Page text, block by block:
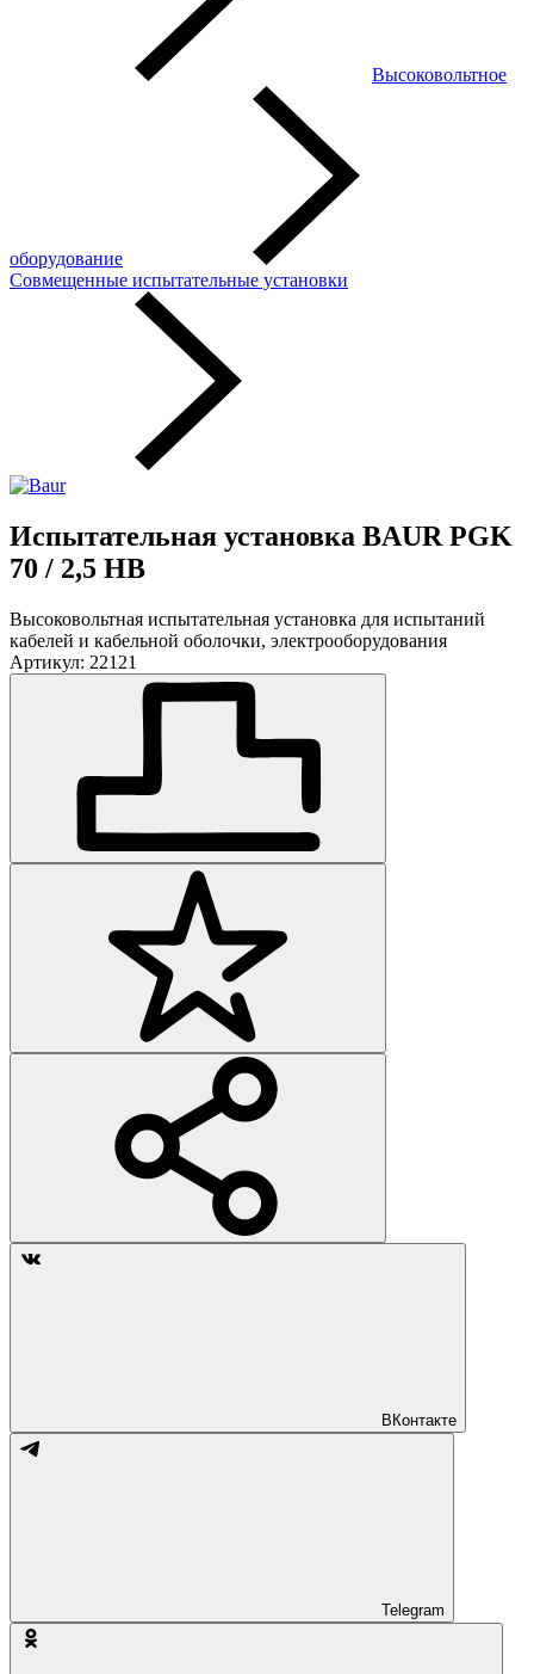
Высоковольтное
оборудование
Совмещенные испытательные установки
Испытательная установка BAUR PGK
70 / 2,5 HB
Высоковольтная испытательная установка для испытаний
кабелей и кабельной оболочки, электрооборудования
Артикул: 22121
ВКонтакте
Telegram